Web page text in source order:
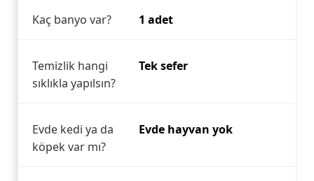
Kaç banyo var? 1 adet
Temizlik hangi
sıklıkla yapılsın?
Tek sefer
Evde kedi ya da
köpek var mı?
Evde hayvan yok